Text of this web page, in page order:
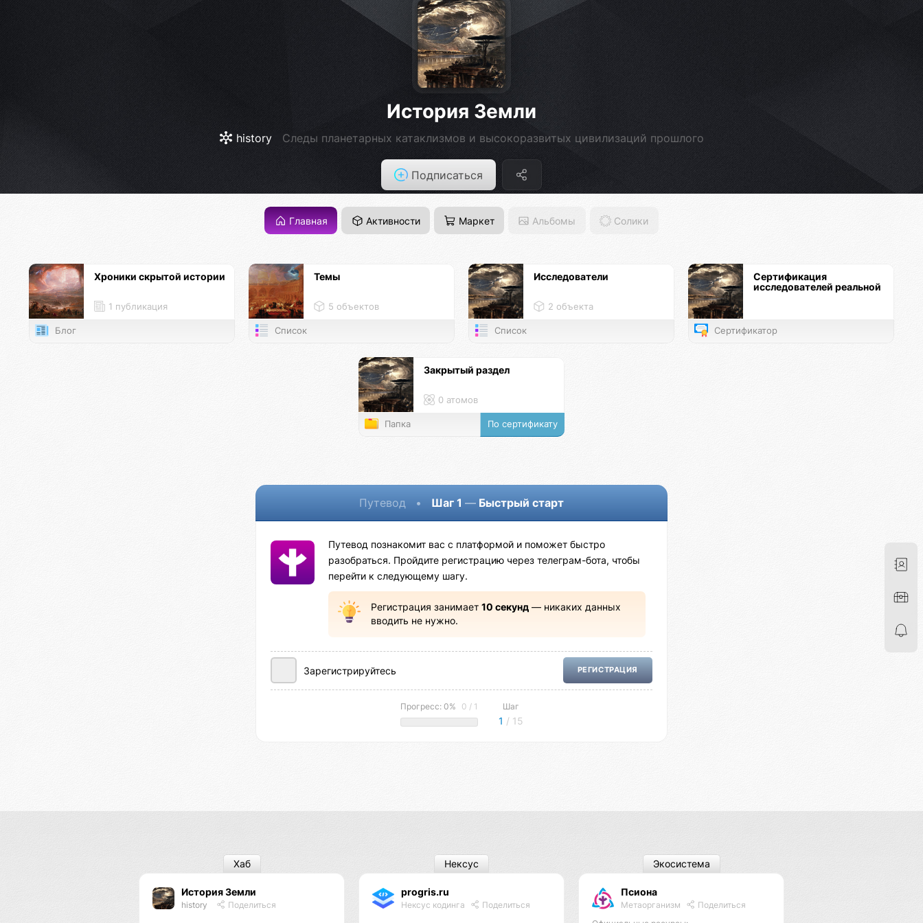
История Земли
history Следы планетарных катаклизмов и высокоразвитых цивилизаций прошлого
Подписаться
Главная Активности Маркет Альбомы Солики
Хроники скрытой истории
1 публикация
Блог
Темы
5 объектов
Список
Исследователи
2 объекта
Список
Сертификация
исследователей реальной
Сертификатор
Закрытый раздел
0 атомов
Папка По сертификату
Путевод • Шаг 1 — Быстрый старт
Путевод познакомит вас с платформой и поможет быстро
разобраться. Пройдите регистрацию через телеграм-бота, чтобы
перейти к следующему шагу.
Регистрация занимает 10 секунд— никаких данных
вводить не нужно.
Зарегистрируйтесь РЕГИСТРАЦИЯ
Прогресс: 0% 0 / 1 Шаг
1 / 15
История Земли
history Поделиться
Хаб
progris.ru
Нексус кодинга Поделиться
Нексус
Псиона
Метаорганизм
Поделиться
Экосистема